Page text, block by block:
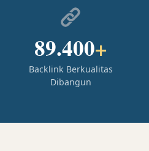
89.400+
Backlink Berkualitas
Dibangun